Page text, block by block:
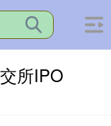
所IPO